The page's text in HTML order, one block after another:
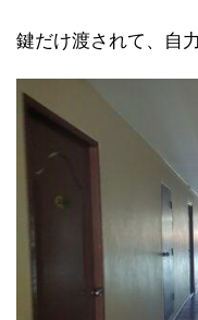
鍵だけ渡されて、自